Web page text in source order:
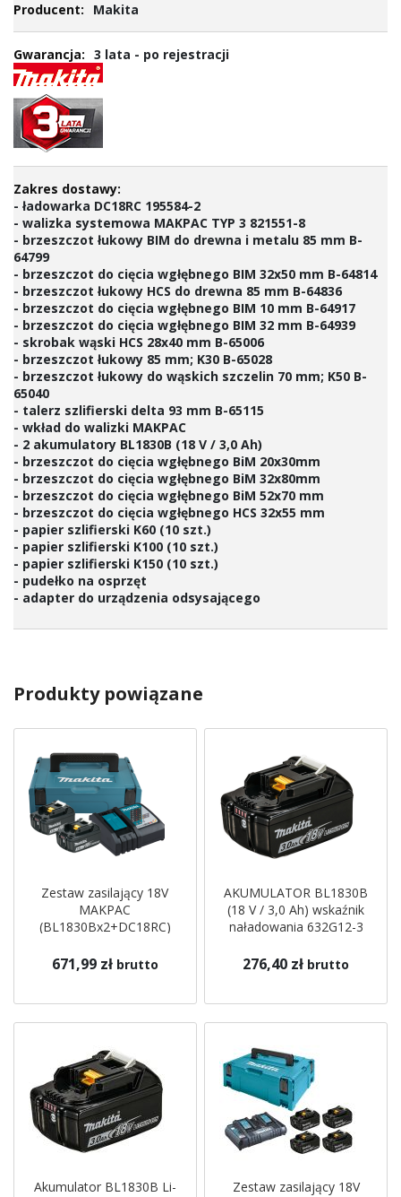
Makita
3 lata - po rejestracji
- ładowarka DC18RC 195584-2
- walizka systemowa MAKPAC TYP 3 821551-8
- brzeszczot łukowy BIM do drewna i metalu 85 mm B-
64799
- brzeszczot do cięcia wgłębnego BIM 32x50 mm B-64814
- brzeszczot łukowy HCS do drewna 85 mm B-64836
- brzeszczot do cięcia wgłębnego BIM 10 mm B-64917
- brzeszczot do cięcia wgłębnego BIM 32 mm B-64939
- skrobak wąski HCS 28x40 mm B-65006
- brzeszczot łukowy 85 mm; K30 B-65028
- brzeszczot łukowy do wąskich szczelin 70 mm; K50 B-
65040
- talerz szlifierski delta 93 mm B-65115
- wkład do walizki MAKPAC
- 2 akumulatory BL1830B (18 V / 3,0 Ah)
- brzeszczot do cięcia wgłębnego BiM 20x30mm
- brzeszczot do cięcia wgłębnego BiM 32x80mm
- brzeszczot do cięcia wgłębnego BiM 52x70 mm
- brzeszczot do cięcia wgłębnego HCS 32x55 mm
- papier szlifierski K60 (10 szt.)
- papier szlifierski K100 (10 szt.)
- papier szlifierski K150 (10 szt.)
- pudełko na osprzęt
- adapter do urządzenia odsysającego
Produkty powiązane
Zestaw zasilający 18V
MAKPAC
(BL1830Bx2+DC18RC)
671,99 zł brutto
AKUMULATOR BL1830B
(18 V / 3,0 Ah) wskaźnik
naładowania 632G12-3
276,40 zł brutto
Akumulator BL1830B Li-
Zestaw zasilający 18V